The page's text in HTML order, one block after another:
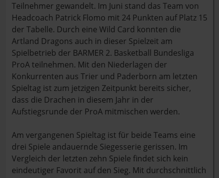
Teilnehmer gewandelt. Im Juni stand das Team von
Headcoach Patrick Flomo mit 24 Punkten auf Platz 15
der Tabelle. Durch eine Wild Card konnten die
Artland Dragons auch in dieser Spielzeit am
Spielbetrieb der BARMER 2. Basketball Bundesliga
ProA teilnehmen. Mit den Niederlagen der
Konkurrenten aus Trier und Paderborn am letzten
Spieltag ist zum jetzigen Zeitpunkt bereits sicher,
dass die Drachen in diesem Jahr in der
Aufstiegsrunde der ProA mitmischen werden.
Am vergangenen Spieltag ist für beide Teams eine
drei Spiele andauernde Siegesserie gerissen. Im
Vergleich der letzten zehn Spiele findet sich kein
eindeutiger Favorit auf den Sieg. Mit durchschnittlich